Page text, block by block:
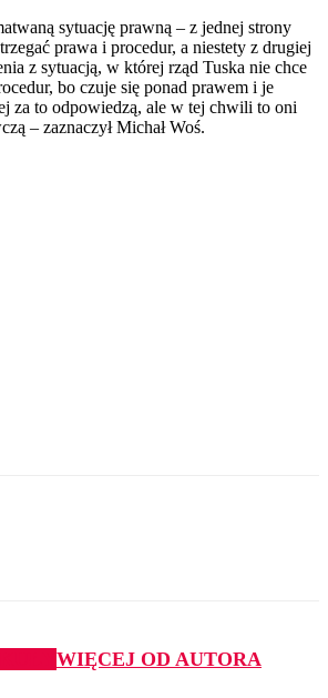
sytuację prawną – z jednej strony
prawa i procedur, a niestety z drugiej
z sytuacją, w której rząd Tuska nie chce
bo czuje się ponad prawem i je
za to odpowiedzą, ale w tej chwili to oni
– zaznaczył Michał Woś.
WIĘCEJ OD AUTORA